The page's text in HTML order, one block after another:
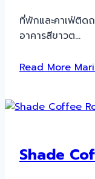
ที่พักและคาเฟ่ติด
อาคารสีขาวต…
Read More
Shade